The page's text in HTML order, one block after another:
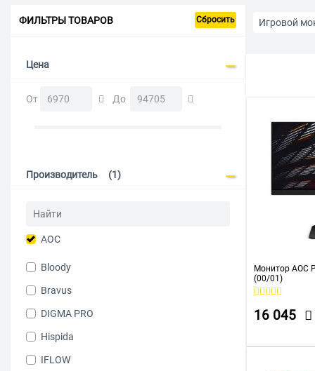
ФИЛЬТРЫ ТОВАРОВ Сбросить
Цена
От До
Производитель (1)
AOC
Bloody
Bravus
DIGMA PRO
Hispida
IFLOW
Игровой
Монитор AOC
(00/01)
16 045